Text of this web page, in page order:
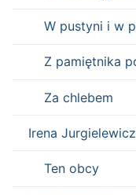
W pustyni i w
Z pamiętnika
Za chlebem
Irena
Ten obcy